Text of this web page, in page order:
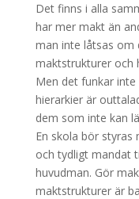
Det finns i alla
har mer makt än
man inte låtsas om
maktstrukturer och
Men det funkar
hierarkier är
dem som inte kan
En skola bör styras
och tydligt mandat
huvudman. Gör
maktstrukturer är